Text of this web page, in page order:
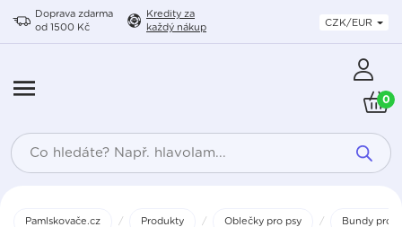
Doprava zdarma
od 1500 Kč
Kredity za
každý nákup
CZK/EUR
Products
search
0
Pamlskovače.cz / Produkty / Oblečky pro psy / Bundy pro